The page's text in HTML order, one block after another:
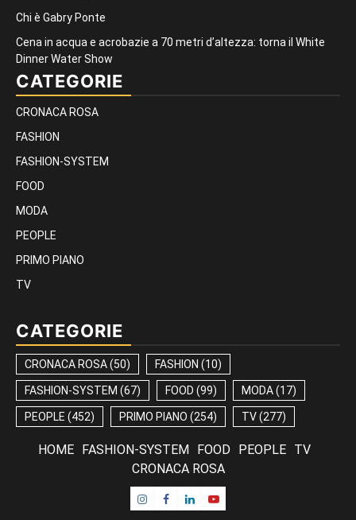
Chi è Gabry Ponte
Cena in acqua e acrobazie a 70 metri d’altezza: torna il White
Dinner Water Show
CATEGORIE
CRONACA ROSA
FASHION
FASHION-SYSTEM
FOOD
MODA
PEOPLE
PRIMO PIANO
TV
CATEGORIE
CRONACA ROSA(50) FASHION (10)
FASHION-SYSTEM (67) FOOD (99) MODA(17)
PEOPLE (452) PRIMO PIANO (254) TV(277)
HOME FASHION-SYSTEM FOOD PEOPLE
TV
CRONACA ROSA
Instagram
Facebook
LinkedinYoutube